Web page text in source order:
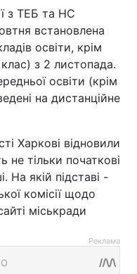
з ТЕБ та НС
встановлена
освіти, крім
з 2 листопада.
освіти (крім
на дистанційне
Харкові відновили
тільки початкові
На якій підставі -
комісії щодо
міськради
Реклама